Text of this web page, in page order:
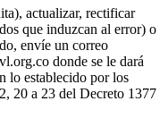
actualizar, rectificar
que induzcan al error) o
envíe un correo
donde se le dará
lo establecido por los
20 a 23 del Decreto 1377